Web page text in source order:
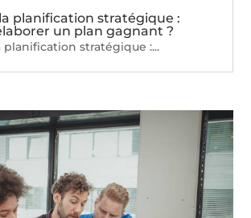
planification stratégique :
un plan gagnant ?
planification stratégique :...